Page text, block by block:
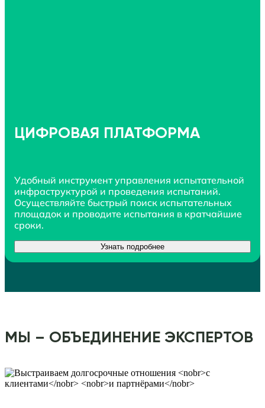
ЦИФРОВАЯ ПЛАТФОРМА
Удобный инструмент управления испытательной
инфраструктурой и проведения испытаний.
Осуществляйте быстрый поиск испытательных
площадок и проводите испытания в кратчайшие
сроки.
Узнать подробнее
МЫ – ОБЪЕДИНЕНИЕ ЭКСПЕРТОВ